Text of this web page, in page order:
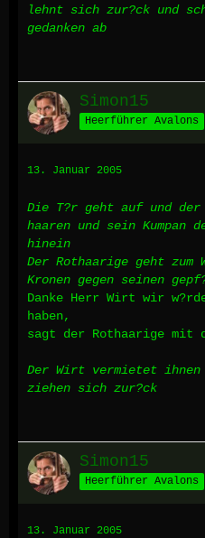
lehnt sich zur?ck und
gedanken ab
Simon15
Heerführer Avalons
13. Januar 2005
Die T?r geht auf und der
haaren und sein Kumpan
hinein
Der Rothaarige geht
Kronen gegen seinen
Danke Herr Wirt wir
haben,
sagt der Rothaarige mit
Der Wirt vermietet ihnen
ziehen sich zur?ck
Simon15
Heerführer Avalons
13. Januar 2005